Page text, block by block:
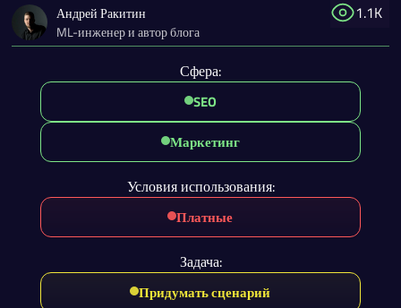
1.1K
Андрей Ракитин
ML-инженер и автор блога
Сфера:
SEO
Маркетинг
Условия использования:
Платные
Задача:
Придумать сценарий